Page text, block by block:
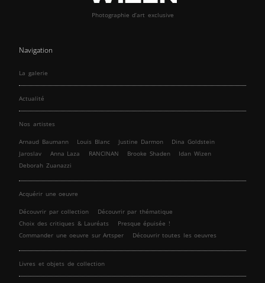
Photographie d’art exclusive
Navigation
La galerie
Actualité
Nos artistes
Arnaud Baumann Louis Blanc Justine Darmon
Dina Goldstein
Jaroslav
Anna Laza RANCINAN Brooke Shaden
Idan Wizen
Deborah Zuanazzi
Acquérir une oeuvre
Découvrir par collection
Découvrir par thématique
Choix des critiques & Lauréats
Presque épuisée !
Commander une oeuvre sur Artsper
Découvrir toutes les oeuvres
Livres et objets de collection